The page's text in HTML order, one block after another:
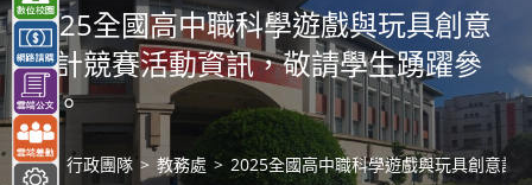
容 2025全國高中職科學遊戲與玩具創意
設計競賽活動資訊，敬請學生踴躍參
加。
> 行政團隊 > 教務處 > 2025全國高中職科學遊戲與玩具創意設